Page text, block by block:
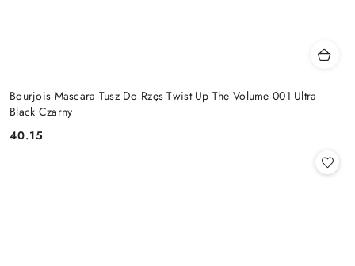
Bourjois Mascara Tusz Do Rzęs Twist Up The Volume 001 Ultra
Black Czarny
Cena:
40.15